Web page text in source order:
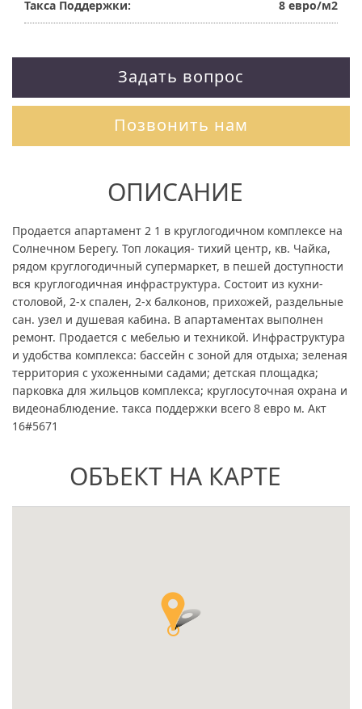
Такса Поддержки: 8 евро/м2
Задать вопрос
Позвонить нам
ОПИСАНИЕ
Продается апартамент 2 1 в круглогодичном комплексе на
Солнечном Берегу. Топ локация- тихий центр, кв. Чайка,
рядом круглогодичный супермаркет, в пешей доступности
вся круглогодичная инфраструктура. Состоит из кухни-
столовой, 2-х спален, 2-х балконов, прихожей, раздельные
сан. узел и душевая кабина. В апартаментах выполнен
ремонт. Продается с мебелью и техникой. Инфраструктура
и удобства комплекса: бассейн с зоной для отдыха; зеленая
территория с ухоженными садами; детская площадка;
парковка для жильцов комплекса; круглосуточная охрана и
видеонаблюдение. такса поддержки всего 8 евро м. Акт
16#5671
ОБЪЕКТ НА КАРТЕ